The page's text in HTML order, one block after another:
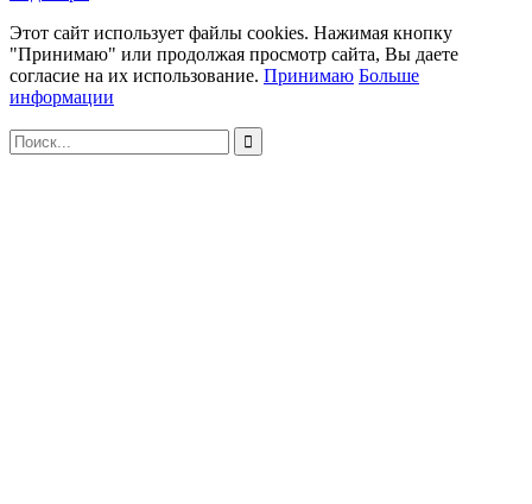
Этот сайт использует файлы cookies. Нажимая кнопку
"Принимаю" или продолжая просмотр сайта, Вы даете
согласие на их использование. Принимаю Больше
информации